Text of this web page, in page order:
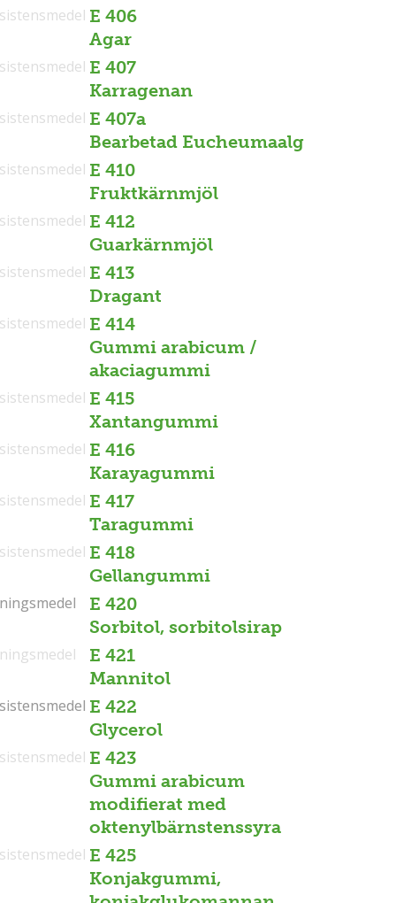
E 406
Agar
E 407
Karragenan
E 407a
Bearbetad Eucheumaalg
E 410
Fruktkärnmjöl
E 412
Guarkärnmjöl
E 413
Dragant
E 414
Gummi arabicum /
akaciagummi
E 415
Xantangummi
E 416
Karayagummi
E 417
Taragummi
E 418
Gellangummi
E 420
Sorbitol, sorbitolsirap
E 421
Mannitol
E 422
Glycerol
E 423
Gummi arabicum
modifierat med
oktenylbärnstenssyra
E 425
Konjakgummi,